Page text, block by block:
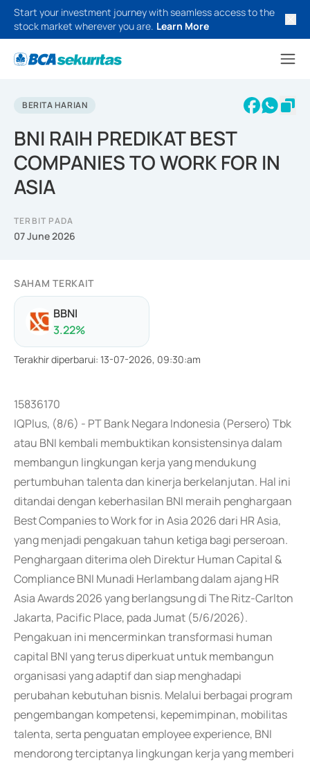
Start your investment journey with seamless access to the
stock market wherever you are. Learn More
BERITA HARIAN
BNI RAIH PREDIKAT BEST
COMPANIES TO WORK FOR IN
ASIA
TERBIT PADA
07 June 2026
SAHAM TERKAIT
BBNI
3.22%
Terakhir diperbarui: 13-07-2026, 09:30:am
15836170
IQPlus, (8/6) - PT Bank Negara Indonesia (Persero) Tbk
atau BNI kembali membuktikan konsistensinya dalam
membangun lingkungan kerja yang mendukung
pertumbuhan talenta dan kinerja berkelanjutan. Hal ini
ditandai dengan keberhasilan BNI meraih penghargaan
Best Companies to Work for in Asia 2026 dari HR Asia,
yang menjadi pengakuan tahun ketiga bagi perseroan.
Penghargaan diterima oleh Direktur Human Capital &
Compliance BNI Munadi Herlambang dalam ajang HR
Asia Awards 2026 yang berlangsung di The Ritz-Carlton
Jakarta, Pacific Place, pada Jumat (5/6/2026).
Pengakuan ini mencerminkan transformasi human
capital BNI yang terus diperkuat untuk membangun
organisasi yang adaptif dan siap menghadapi
perubahan kebutuhan bisnis. Melalui berbagai program
pengembangan kompetensi, kepemimpinan, mobilitas
talenta, serta penguatan employee experience, BNI
mendorong terciptanya lingkungan kerja yang memberi